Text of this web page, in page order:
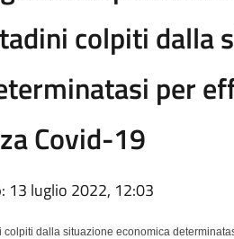
colpiti dalla
per
Covid-19
: 13 luglio 2022, 12:03
colpiti dalla situazione economica